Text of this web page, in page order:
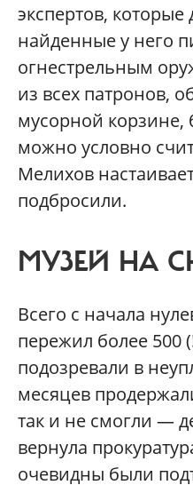
экспертов, которые
найденные у него
огнестрельным
из всех патронов,
мусорной корзине,
можно условно
Мелихов
подбросили.
МУЗЕЙ НА
Всего с начала
пережил более 500
подозревали в
месяцев
так и не смогли —
вернула
очевидны были